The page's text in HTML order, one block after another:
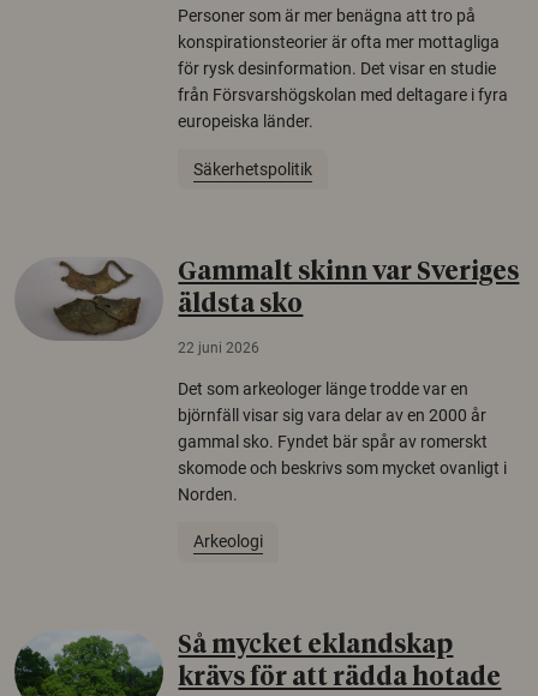
Personer som är mer benägna att tro på
konspirationsteorier är ofta mer mottagliga
för rysk desinformation. Det visar en studie
från Försvarshögskolan med deltagare i fyra
europeiska länder.
Säkerhetspolitik
Gammalt skinn var Sveriges
äldsta sko
22 juni 2026
Det som arkeologer länge trodde var en
björnfäll visar sig vara delar av en 2000 år
gammal sko. Fyndet bär spår av romerskt
skomode och beskrivs som mycket ovanligt i
Norden.
Arkeologi
Så mycket eklandskap
krävs för att rädda hotade